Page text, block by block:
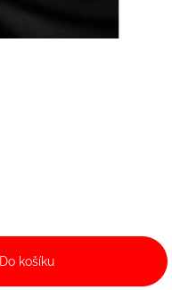
Do košíku